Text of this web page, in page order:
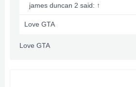
james duncan 2 said: ↑
Love GTA
Love GTA